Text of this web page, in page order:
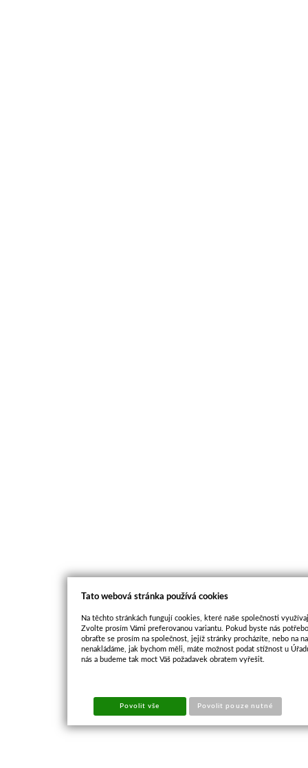
Tato webová stránka používá cookies
Na těchto stránkách fungují cookies, které naše společnosti
Zvolte prosím Vámi preferovanou variantu. Pokud byste nás
obraťte se prosím na společnost, jejíž stránky procházíte, nebo na
nenakládáme, jak bychom měli, máte možnost podat stížnost u
nás a budeme tak moct Váš požadavek obratem vyřešit.
Povolit vše Povolit pouze nutné